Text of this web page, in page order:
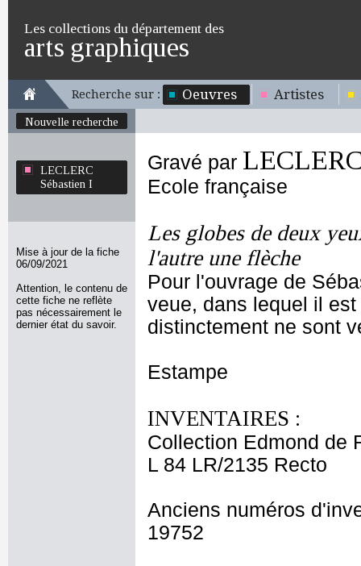
Les collections du département des
arts graphiques
Recherche sur : Oeuvres Artistes
Nouvelle recherche
LECLERC
Sébastien I
Mise à jour de la fiche
06/09/2021
Attention, le contenu de
cette fiche ne reflète
pas nécessairement le
dernier état du savoir.
Gravé par
Ecole française
Les globes de deux
l'autre une flèche
Pour l'ouvrage de
veue, dans lequel il
distinctement ne sont
Estampe
INVENTAIRES :
Collection Edmond de
L 84 LR/2135 Recto
Anciens numéros
19752